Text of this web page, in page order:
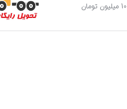
برای سفارشات بالای 10 میلیون تومان